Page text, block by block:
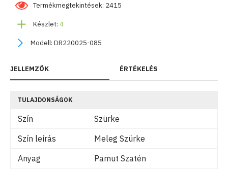
Készlet: 4
Modell: DR220025-085
Termékmegtekintések: 2415
JELLEMZŐK ÉRTÉKELÉS
TULAJDONSÁGOK
Szín
Szürke
Szín leírás
Meleg Szürke
Anyag
Pamut Szatén